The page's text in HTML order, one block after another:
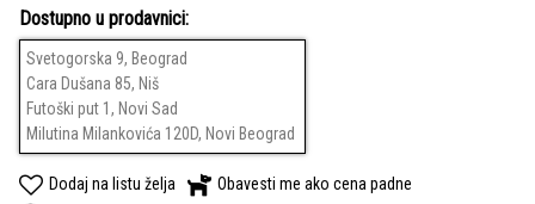
Dostupno u prodavnici:
Svetogorska 9, Beograd
Cara Dušana 85, Niš
Futoški put 1, Novi Sad
Milutina Milankovića 120D, Novi Beograd
Dodaj na listu želja
Obavesti me ako cena padne